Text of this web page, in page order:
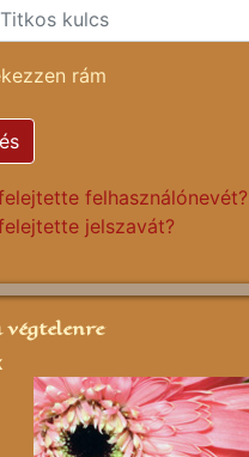
rám
felhasználónevét?
jelszavát?
végtelenre